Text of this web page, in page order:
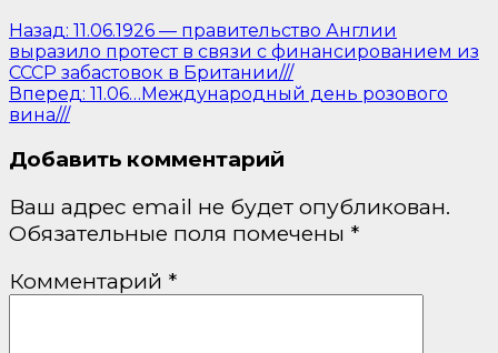
Назад: 11.06.1926 — правительство Англии
выразило протест в связи с финансированием из
СССР забастовок в Британии///
Вперед: 11.06…Международный день розового
вина///
Добавить комментарий
Ваш адрес email не будет опубликован.
Обязательные поля помечены *
Комментарий *